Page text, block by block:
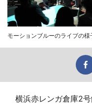
モーションブルーのライブの様
横浜赤レンガ倉庫2